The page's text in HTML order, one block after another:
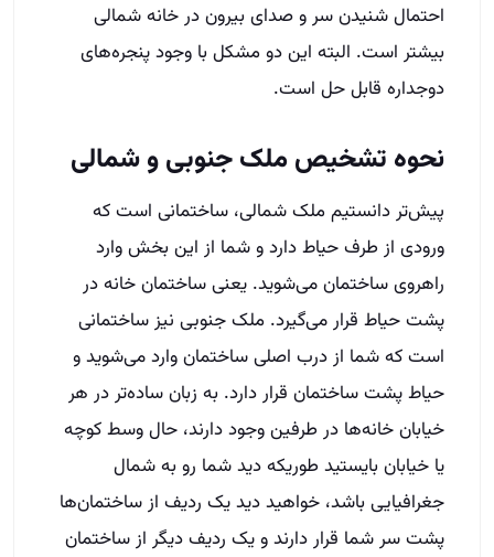
احتمال شنیدن سر و صدای بیرون در خانه شمالی
بیشتر است. البته این دو مشکل با وجود پنجره‌های
دوجداره قابل حل است.
نحوه تشخیص ملک جنوبی و شمالی
پیش‌تر دانستیم ملک شمالی، ساختمانی است که
ورودی از طرف حیاط دارد و شما از این بخش وارد
راهروی ساختمان می‌شوید. یعنی ساختمان خانه در
پشت حیاط قرار می‌گیرد. ملک جنوبی نیز ساختمانی
است که شما از درب اصلی ساختمان وارد می‌شوید و
حیاط پشت ساختمان قرار دارد. به زبان ساده‌تر در هر
خیابان خانه‌ها در طرفین وجود دارند، حال وسط کوچه
یا خیابان بایستید طوریکه دید شما رو به شمال
جغرافیایی باشد، خواهید دید یک ردیف از ساختمان‌ها
پشت سر شما قرار دارند و یک ردیف دیگر از ساختمان